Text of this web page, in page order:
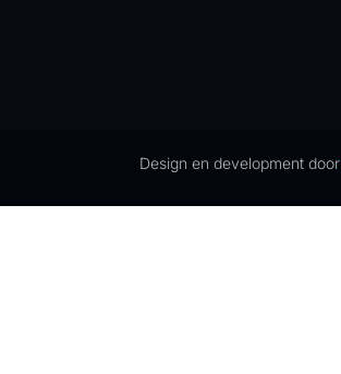
Design en development door